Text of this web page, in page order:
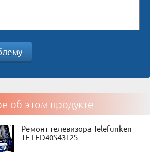
об этом продукте
Ремонт телевизора Telefunken
TF LED40S43T2S